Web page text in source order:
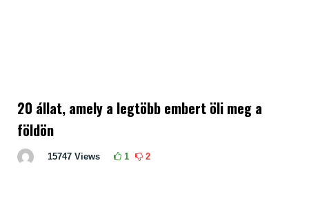
20 állat, amely a legtöbb embert öli meg a
földön
15747 Views 1 2